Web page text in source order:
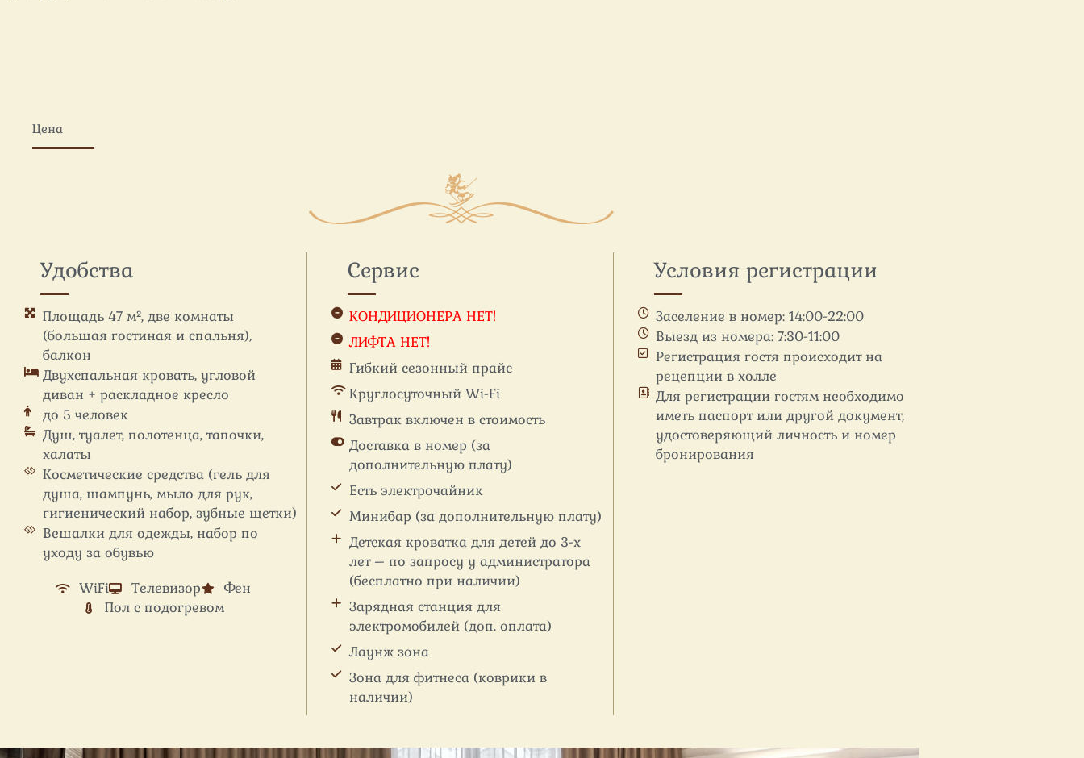
Цена
Удобства
Площадь 47 м², две комнаты
(большая гостиная и спальня),
балкон
Двухспальная кровать, угловой
диван + раскладное кресло
до 5 человек
Душ, туалет, полотенца, тапочки,
халаты
Косметические средства (гель для
душа, шампунь, мыло для рук,
гигиенический набор, зубные щетки)
Вешалки для одежды, набор по
уходу за обувью
WiFi Телевизор
Фен
Пол с подогревом
Сервис
КОНДИЦИОНЕРА НЕТ!
ЛИФТА НЕТ!
Гибкий сезонный прайс
Круглосуточный Wi-Fi
Завтрак включен в стоимость
Доставка в номер (за
дополнительную плату)
Есть электрочайник
Минибар (за дополнительную плату)
Детская кроватка для детей до 3-х
лет – по запросу у администратора
(бесплатно при наличии)
Зарядная станция для
электромобилей (доп. оплата)
Лаунж зона
Зона для фитнеса (коврики в
наличии)
Условия регистрации
Заселение в номер: 14:00-22:00
Выезд из номера: 7:30-11:00
Регистрация гостя происходит на
рецепции в холле
Для регистрации гостям необходимо
иметь паспорт или другой документ,
удостоверяющий личность и номер
бронирования